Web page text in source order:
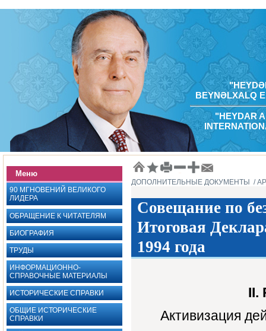
BEYNƏLXALQ
"HEYDAR
Меню
90 МГНОВЕНИЙ ВЕЛИКОГО
ЛИДЕРА
ОБРАЩЕНИЕ К ЧИТАТЕЛЯМ
БИОГРАФИЯ
ТРУДЫ
ИНФОРМАЦИОННО-
СПРАВОЧНЫЕ МАТЕРИАЛЫ
ИСТОРИЧЕСКИЕ СПРАВКИ
ОБЩИЕ ИСТОРИЧЕСКИЕ
СПРАВКИ
ДОПОЛНИТЕЛЬНЫЕ ДОКУМЕНТЫ ‎ /
Совещание по
Итоговая
1994 года‎
Активизация